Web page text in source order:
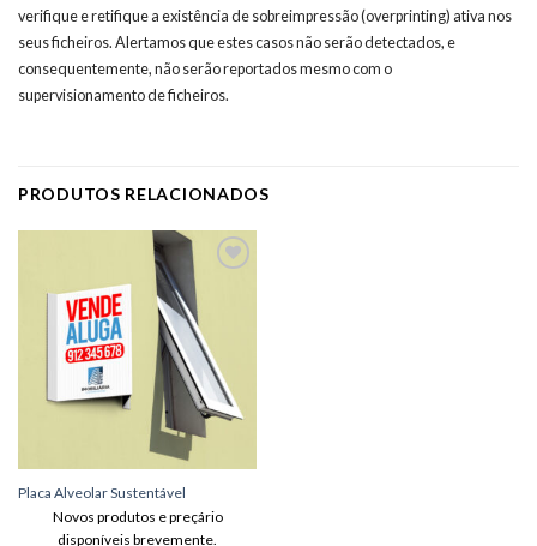
verifique e retifique a existência de sobreimpressão (overprinting) ativa nos
seus ficheiros. Alertamos que estes casos não serão detectados, e
consequentemente, não serão reportados mesmo com o
supervisionamento de ficheiros.
PRODUTOS RELACIONADOS
Adicionar
aos meus
desejos
Placa Alveolar Sustentável
Novos produtos e preçário
disponíveis brevemente.